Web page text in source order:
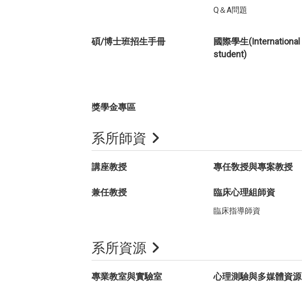
Q＆A問題
碩/博士班招生手冊
國際學生(International
student)
獎學金專區
系所師資
講座教授 專任敎授與專案教授
兼任教授 臨床心理組師資
臨床指導師資
系所資源
專業教室與實驗室 心理測驗與多媒體資源